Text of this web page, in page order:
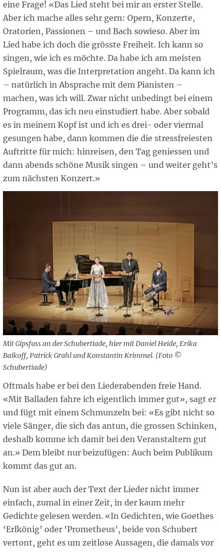
eine Frage! «Das Lied steht bei mir an erster Stelle.
Aber ich mache alles sehr gern: Opern, Konzerte,
Oratorien, Passionen – und Bach sowieso. Aber im
Lied habe ich doch die grösste Freiheit. Ich kann so
singen, wie ich es möchte. Da habe ich am meisten
Spielraum, was die Interpretation angeht. Da kann ich
– natürlich in Absprache mit dem Pianisten –
machen, was ich will. Zwar nicht unbedingt bei einem
Programm, das ich neu einstudiert habe. Aber sobald
es in meinem Kopf ist und ich es drei- oder viermal
gesungen habe, dann kommen die die stressfreiesten
Auftritte für mich: hinreisen, den Tag geniessen und
dann abends schöne Musik singen – und weiter geht’s
zum nächsten Konzert.»
Mit Gipsfuss an der Schubertiade, hier mit Daniel Heide, Erika
Baikoff, Patrick Grahl und Konstantin Krimmel. (Foto ©
Schubertiade)
Oftmals habe er bei den Liederabenden freie Hand.
«Mit Balladen fahre ich eigentlich immer gut», sagt er
und fügt mit einem Schmunzeln bei: «Es gibt nicht so
viele Sänger, die sich das antun, die grossen Schinken,
deshalb komme ich damit bei den Veranstaltern gut
an.» Dem bleibt nur beizufügen: Auch beim Publikum
kommt das gut an.
Nun ist aber auch der Text der Lieder nicht immer
einfach, zumal in einer Zeit, in der kaum mehr
Gedichte gelesen werden. «In Gedichten, wie Goethes
‘Erlkönig’ oder ‘Prometheus’, beide von Schubert
vertont, geht es um zeitlose Aussagen, die damals vor